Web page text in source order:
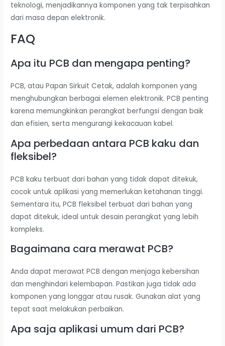
teknologi, menjadikannya komponen yang tak terpisahkan
dari masa depan elektronik.
FAQ
Apa itu PCB dan mengapa penting?
PCB, atau Papan Sirkuit Cetak, adalah komponen yang
menghubungkan berbagai elemen elektronik. PCB penting
karena memungkinkan perangkat berfungsi dengan baik
dan efisien, serta mengurangi kekacauan kabel.
Apa perbedaan antara PCB kaku dan
fleksibel?
PCB kaku terbuat dari bahan yang tidak dapat ditekuk,
cocok untuk aplikasi yang memerlukan ketahanan tinggi.
Sementara itu, PCB fleksibel terbuat dari bahan yang
dapat ditekuk, ideal untuk desain perangkat yang lebih
kompleks.
Bagaimana cara merawat PCB?
Anda dapat merawat PCB dengan menjaga kebersihan
dan menghindari kelembapan. Pastikan juga tidak ada
komponen yang longgar atau rusak. Gunakan alat yang
tepat saat melakukan perbaikan.
Apa saja aplikasi umum dari PCB?